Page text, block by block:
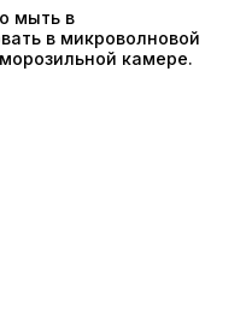
мыть в
в микроволновой
камере.